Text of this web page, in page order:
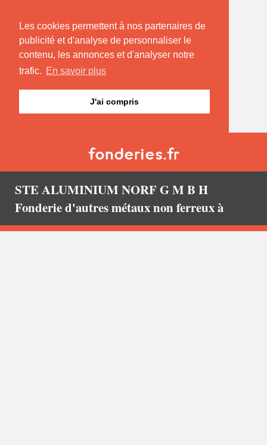
Les cookies permettent à nos partenaires de
publicité et d'analyse de personnaliser le
contenu, les annonces et d'analyser notre
trafic. En savoir plus
J'ai compris
STE ALUMINIUM NORF G M B H
Fonderie d'autres métaux non ferreux à